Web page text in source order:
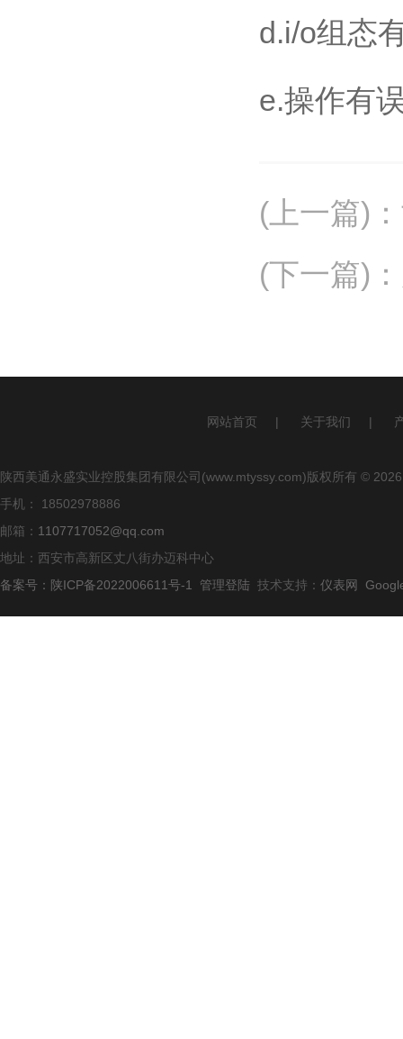
d.i/o组态
e.操作有
(上一篇) ：
(下一篇) ：
网站首页 | 关于我们 |
陕西美通永盛实业控股集团有限公司(www.mtyssy.com)版权所有 © 2026
手机： 18502978886
邮箱： 1107717052@qq.com
地址：西安市高新区丈八街办迈科中心
备案号：陕ICP备2022006611号-1
管理登陆 技术支持： 仪表网